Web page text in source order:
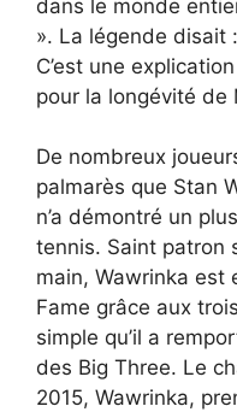
dans le monde
». La légende disait
C’est une
pour la longévité de
De nombreux
palmarès que Stan
n’a démontré un
tennis. Saint patron
main, Wawrinka est
Fame grâce aux
simple qu’il a
des Big Three. Le
2015, Wawrinka,